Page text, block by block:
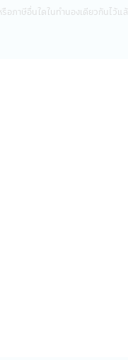
สอบรวมถึงผู้
ก่ท่าน
าดหลักทรัพย์
อภาษีอื่นใดในทํานองเดียวกันไว้แ